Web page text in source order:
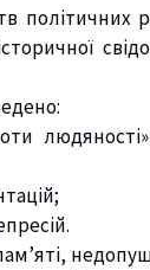
політичних